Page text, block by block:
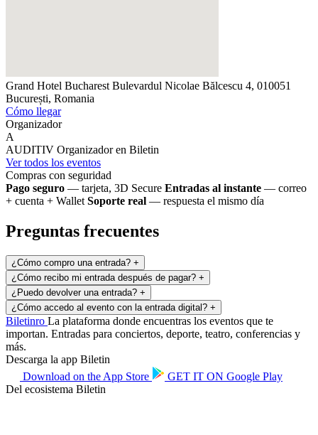
Grand Hotel Bucharest Bulevardul Nicolae Bălcescu 4, 010051
București, Romania
Cómo llegar
Organizador
A
AUDITIV Organizador en Biletin
Ver todos los eventos
Compras con seguridad
Pago seguro — tarjeta, 3D Secure Entradas al instante — correo
+ cuenta + Wallet Soporte real — respuesta el mismo día
Preguntas frecuentes
¿Cómo compro una entrada? +
¿Cómo recibo mi entrada después de pagar? +
¿Puedo devolver una entrada? +
¿Cómo accedo al evento con la entrada digital? +
Biletinro La plataforma donde encuentras los eventos que te
importan. Entradas para conciertos, deporte, teatro, conferencias y
más.
Descarga la app Biletin
Download on the App Store GET IT ON Google Play
Del ecosistema Biletin